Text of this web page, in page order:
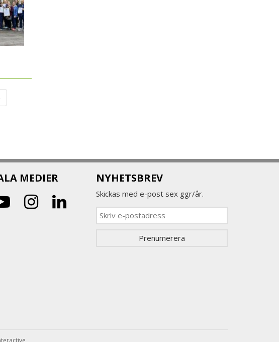
MEDIER NYHETSBREV
Skickas med e-post sex ggr/år.